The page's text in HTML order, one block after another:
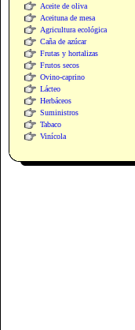
Aceite de oliva
Aceituna de mesa
Agricultura ecológica
Caña de azúcar
Frutas y hortalizas
Frutos secos
Ovino-caprino
Lácteo
Herbáceos
Suministros
Tabaco
Vinícola